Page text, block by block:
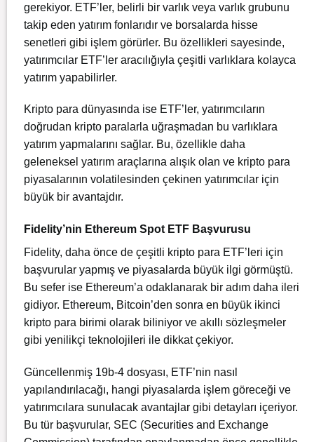
gerekiyor. ETF’ler, belirli bir varlık veya varlık grubunu
takip eden yatırım fonlarıdır ve borsalarda hisse
senetleri gibi işlem görürler. Bu özellikleri sayesinde,
yatırımcılar ETF’ler aracılığıyla çeşitli varlıklara kolayca
yatırım yapabilirler.
Kripto para dünyasında ise ETF’ler, yatırımcıların
doğrudan kripto paralarla uğraşmadan bu varlıklara
yatırım yapmalarını sağlar. Bu, özellikle daha
geleneksel yatırım araçlarına alışık olan ve kripto para
piyasalarının volatilesinden çekinen yatırımcılar için
büyük bir avantajdır.
Fidelity’nin Ethereum Spot ETF Başvurusu
Fidelity, daha önce de çeşitli kripto para ETF’leri için
başvurular yapmış ve piyasalarda büyük ilgi görmüştü.
Bu sefer ise Ethereum’a odaklanarak bir adım daha ileri
gidiyor. Ethereum, Bitcoin’den sonra en büyük ikinci
kripto para birimi olarak biliniyor ve akıllı sözleşmeler
gibi yenilikçi teknolojileri ile dikkat çekiyor.
Güncellenmiş 19b-4 dosyası, ETF’nin nasıl
yapılandırılacağı, hangi piyasalarda işlem göreceği ve
yatırımcılara sunulacak avantajlar gibi detayları içeriyor.
Bu tür başvurular, SEC (Securities and Exchange